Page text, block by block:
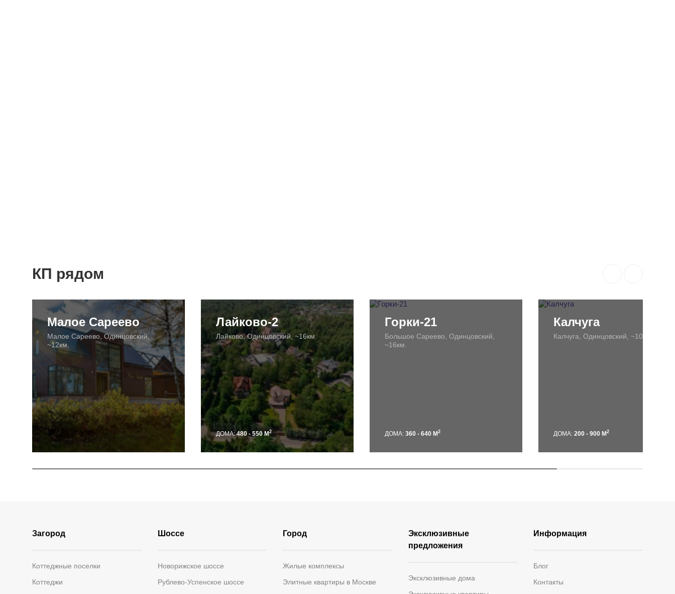
КП рядом
Малое Сареево
Малое Сареево, Одинцовский,
~12км.
Лайково-2
Лайково, Одинцовский, ~16км.
ДОМА:480 - 550 М2
Горки-21
Большое Сареево, Одинцовский,
~16км.
ДОМА: 360 - 640 М 2
Калчуга
Калчуга, Одинцовский, ~10км.
ДОМА: 200 - 900 М 2
Загород
Коттеджные поселки
Коттеджи
Шоссе
Новорижское шоссе
Рублево-Успенское шоссе
Город
Жилые комплексы
Элитные квартиры в Москве
Эксклюзивные
предложения
Эксклюзивные дома
Информация
Блог
Контакты